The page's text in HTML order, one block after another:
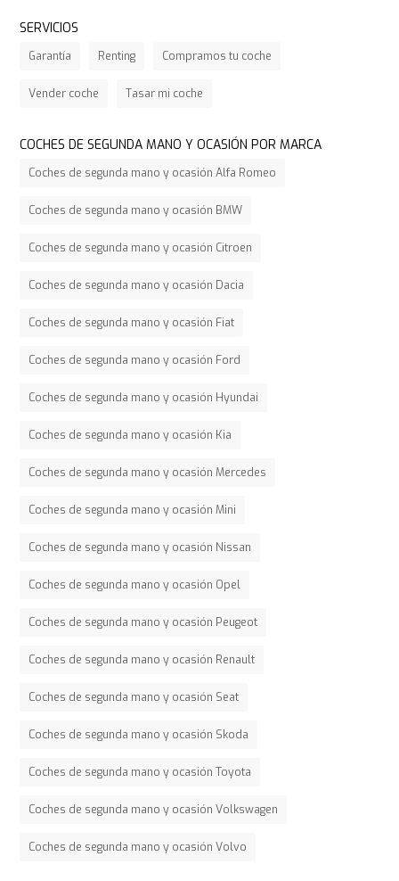
SERVICIOS
Garantía Renting Compramos tu coche
Vender coche Tasar mi coche
COCHES DE SEGUNDA MANO Y OCASIÓN POR MARCA
Coches de segunda mano y ocasión Alfa Romeo
Coches de segunda mano y ocasión BMW
Coches de segunda mano y ocasión Citroen
Coches de segunda mano y ocasión Dacia
Coches de segunda mano y ocasión Fiat
Coches de segunda mano y ocasión Ford
Coches de segunda mano y ocasión Hyundai
Coches de segunda mano y ocasión Kia
Coches de segunda mano y ocasión Mercedes
Coches de segunda mano y ocasión Mini
Coches de segunda mano y ocasión Nissan
Coches de segunda mano y ocasión Opel
Coches de segunda mano y ocasión Peugeot
Coches de segunda mano y ocasión Renault
Coches de segunda mano y ocasión Seat
Coches de segunda mano y ocasión Skoda
Coches de segunda mano y ocasión Toyota
Coches de segunda mano y ocasión Volkswagen
Coches de segunda mano y ocasión Volvo